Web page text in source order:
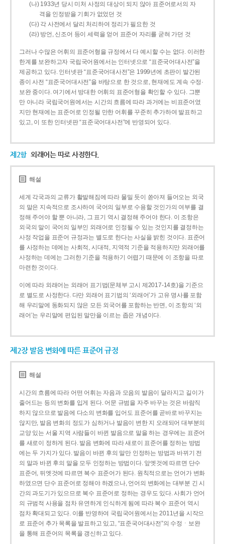
(나) 1933년 당시 미처 사정의 대상이 되지 않아 표준어로서의 자
격을 인정받을 기회가 없었던 것
(다) 각 사전에서 달리 처리하여 정리가 필요한 것
(라) 방언, 신조어 등이 세력을 얻어 표준어 자리를 굳혀 가던 것
그러나 수많은 어휘의 표준어형을 규정에서 다 예시할 수는 없다. 이러한
한계를 보완하고자 국립국어원에서는 인터넷으로 “표준국어대사전”을
제공하고 있다. 인터넷판 “표준국어대사전”은 1999년에 초판이 발간된
종이 사전 “표준국어대사전”을 바탕으로 한 것으로, 현재에도 계속 수정·
보완 중이다. 여기에서 방대한 어휘의 표준어형을 확인할 수 있다. 그뿐
만 아니라 국립국어원에서는 시간의 흐름에 따라 과거에는 비표준어였
지만 현재에는 표준어로 인정될 만한 어휘를 꾸준히 추가하여 발표하고
있고, 이 또한 인터넷판 “표준국어대사전”에 반영되어 있다.
제2항 외래어는 따로 사정한다.
해설
세계 각국과의 교류가 활발해짐에 따라 물밀 듯이 쏟아져 들어오는 외국
의 말은 지속적으로 조사하여 국어의 일부로 수용할 것인가의 여부를 결
정해 주어야 할 뿐 아니라, 그 표기 역시 결정해 주어야 한다. 이 조항은
외국의 말이 국어의 일부인 외래어로 인정될 수 있는 것인지를 결정하는
사정 작업을 표준어 규정과는 별도로 한다는 사실을 밝힌 것이다. 표준어
를 사정하는 데에는 사회적, 시대적, 지역적 기준을 적용하지만 외래어를
사정하는 데에는 그러한 기준을 적용하기 어렵기 때문에 이 조항을 따로
마련한 것이다.
이에 따라 외래어는 외래어 표기법(문체부 고시 제2017-14호)을 기준으
로 별도로 사정한다. 다만 외래어 표기법의 ‘외래어’가 고유 명사를 포함
해 우리말에 동화되지 않은 모든 외국어를 포함하는 반면, 이 조항의 ‘외
래어’는 우리말에 편입된 말만을 이르는 좁은 개념이다.
제2장 발음 변화에 따른 표준어 규정
해설
시간의 흐름에 따라 어떤 어휘는 자음과 모음의 발음이 달라지고 길이가
줄어드는 등의 변화를 입게 된다. 어문 규범을 자주 바꾸는 것은 바람직
하지 않으므로 발음에 다소의 변화를 입어도 표준어를 곧바로 바꾸지는
않지만, 발음 변화의 정도가 심하거나 발음이 변한 지 오래되어 대부분의
교양 있는 서울 지역 사람들이 바뀐 발음으로 말을 하는 경우에는 표준어
를 새로이 정하게 된다. 발음 변화에 따라 새로이 표준어를 정하는 방법
에는 두 가지가 있다. 발음이 바뀐 후의 말만 인정하는 방법과 바뀌기 전
의 말과 바뀐 후의 말을 모두 인정하는 방법이다. 앞엣것에 따르면 단수
표준어, 뒤엣것에 따르면 복수 표준어가 된다. 원칙적으로는 언어가 변화
하였으면 단수 표준어로 정해야 하겠으나, 언어의 변화에는 대부분 긴 시
간의 과도기가 있으므로 복수 표준어로 정하는 경우도 있다. 사회가 언어
의 규범적 사용을 점차 유연하게 인식하게 됨에 따라 복수 표준어 역시
점차 확대되고 있다. 이를 반영하여 국립국어원에서는 2011년을 시작으
로 표준어 추가 목록을 발표하고 있고, “표준국어대사전”의 수정ㆍ보완
을 통해 표준어의 목록을 갱신하고 있다.